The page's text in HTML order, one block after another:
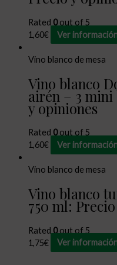
Rated 0out of 5
1,60€ Ver
Vino blanco de mesa
Vino blanco
airén – 3 mini
y opiniones
Rated 0out of 5
1,60€ Ver
Vino blanco de mesa
Vino blanco
750 ml:
Rated 0out of 5
1,75€ Ver